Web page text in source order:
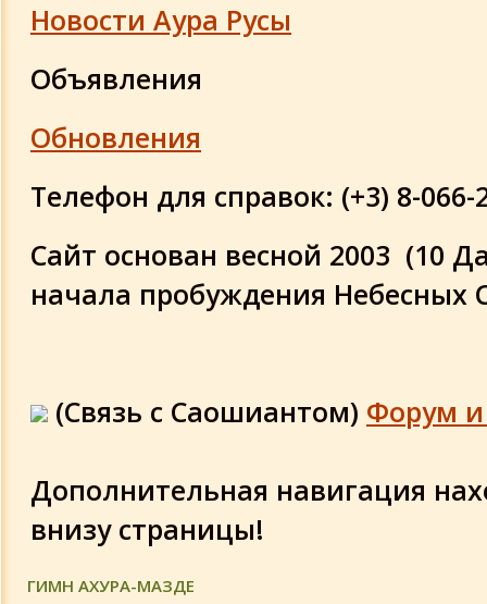
Новости Аура Русы
Объявления
Обновления
Телефон для справок: (+3) 8-066-
Сайт основан весной 2003 (10
начала пробуждения Небесных
(Связь с Саошиантом) Форум и
Дополнительная навигация
внизу страницы!
ГИМН АХУРА-МАЗДЕ